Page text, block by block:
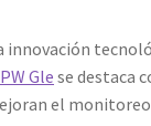
Gle se destaca
el